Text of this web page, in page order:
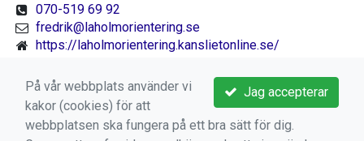
070-519 69 92
fredrik@laholmorientering.se
https://laholmorientering.kanslietonline.se/
Jag accepterar
På vår webbplats använder vi
kakor (cookies) för att
webbplatsen ska fungera på ett bra sätt för dig.